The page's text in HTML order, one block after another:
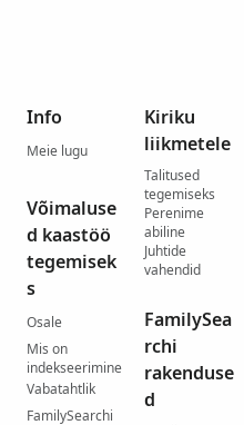
Info
Meie lugu
Võimaluse
d kaastöö
tegemisek
s
Osale
Mis on
indekseerimine
Vabatahtlik
FamilySearchi
Kiriku
liikmetele
Talitused
tegemiseks
Perenime
abiline
Juhtide
vahendid
FamilySea
rchi
rakenduse
d